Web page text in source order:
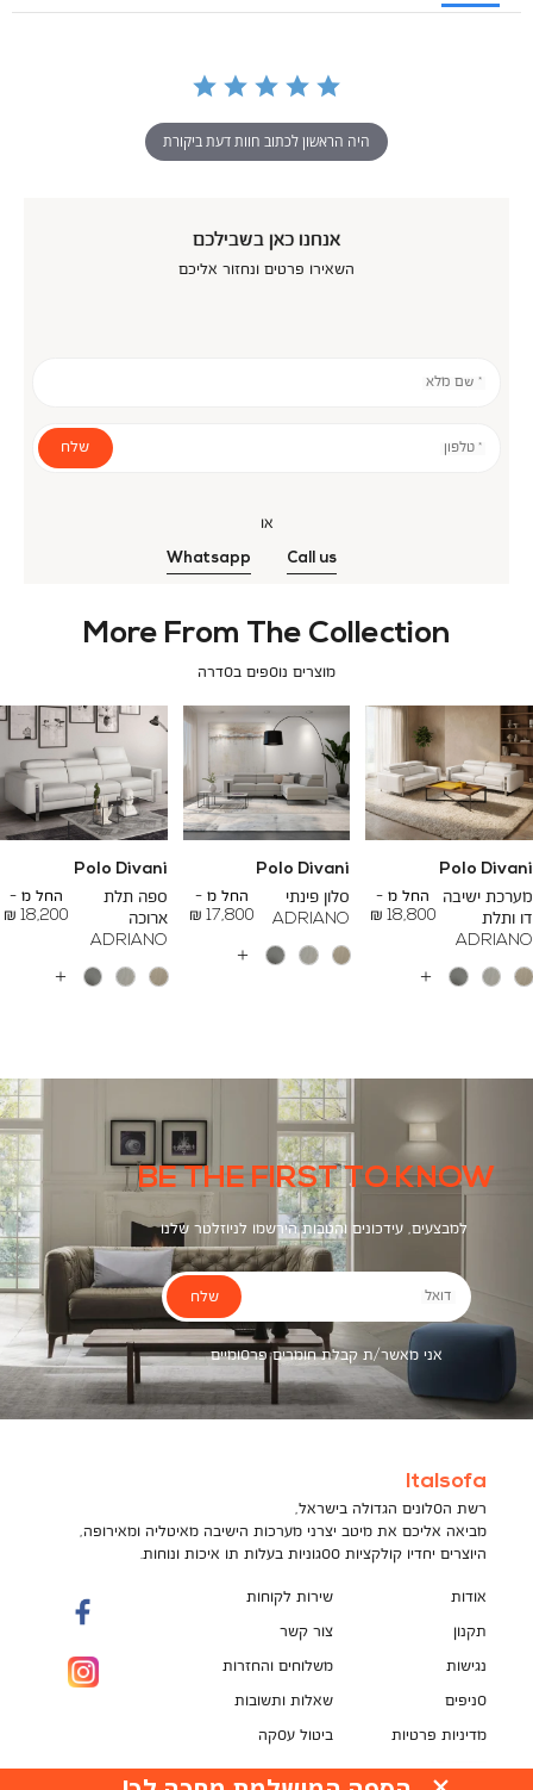
היה הראשון לכתוב חוות דעת ביקורת
אנחנו כאן בשבילכם
השאירו פרטים ונחזור אליכם
* שם מלא
* טלפון שלח
או
Call us
Whatsapp
More From The Collection
מוצרים נוספים בסדרה
Polo Divani
מערכת ישיבה
דו ותלת
ADRIANO
החל מ -
18,800 ₪
To
24,500 ₪
עוד
Polo Divani
סלון פינתי
ADRIANO
החל מ -
17,800 ₪
To
26,700 ₪
עוד
Polo Divani
ספה תלת
ארוכה
ADRIANO
החל מ -
18,200 ₪
To
23,200 ₪
עוד
BE THE FIRST TO KNOW
למבצעים, עידכונים והטבות הירשמו לניוזלטר שלנו
דואל
אני מאשר/ת קבלת חומרים פרסומיים
שלח
Italsofa
רשת הסלונים הגדולה בישראל,
מביאה אליכם את מיטב יצרני מערכות הישיבה מאיטליה ומאירופה,
היוצרים יחדיו קולקציות ססגוניות בעלות תו איכות ונוחות.
אודות
תקנון
נגישות
סניפים
מדיניות פרטיות
שירות לקוחות
צור קשר
משלוחים והחזרות
שאלות ותשובות
ביטול עסקה
תקנון מועדון לקוחות